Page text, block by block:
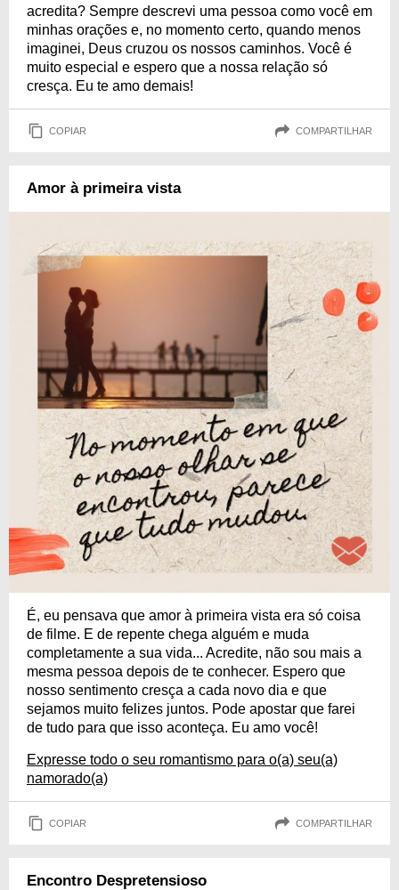
acredita? Sempre descrevi uma pessoa como você em
minhas orações e, no momento certo, quando menos
imaginei, Deus cruzou os nossos caminhos. Você é
muito especial e espero que a nossa relação só
cresça. Eu te amo demais!
COPIAR COMPARTILHAR
Amor à primeira vista
É, eu pensava que amor à primeira vista era só coisa
de filme. E de repente chega alguém e muda
completamente a sua vida... Acredite, não sou mais a
mesma pessoa depois de te conhecer. Espero que
nosso sentimento cresça a cada novo dia e que
sejamos muito felizes juntos. Pode apostar que farei
de tudo para que isso aconteça. Eu amo você!
Expresse todo o seu romantismo para o(a) seu(a)
namorado(a)
COPIAR COMPARTILHAR
Encontro Despretensioso